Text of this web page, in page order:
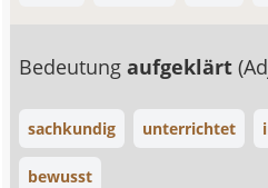
Bedeutungaufgeklärt
sachkundig unterrichtet
bewusst